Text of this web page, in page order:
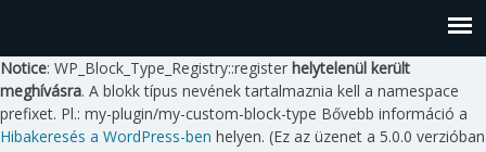
Notice: WP_Block_Type_Registry::register helytelenül került
meghívásra. A blokk típus nevének tartalmaznia kell a namespace
prefixet. Pl.: my-plugin/my-custom-block-type Bővebb információ a
Hibakeresés a WordPress-ben helyen. (Ez az üzenet a 5.0.0 verzióban